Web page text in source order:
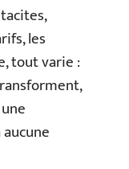
les
tout varie :